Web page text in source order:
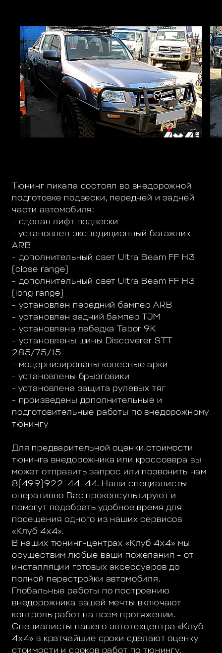
Тюнинг пикапа состоял во внедорожной
подготовке подвески, передней и задней
части автомобиля:
- сделан лифт подвески
- установлен экспедиционный багажник
ARB
- дополнительный свет Ultra Beam FF H3
(close range)
- дополнительный свет Ultra Beam FF H3
(long range)
- установлен передний бампер ARB
- установлен задний бампер TJM
- установлена лебедка Tabor 9K
- установлены шины Discoverer STT
285/75/15
- модернизированы колесные арки
- установлены брызговики
- установлена защита рулевых тяг
- произведены дополнительные и
подготовительные работы по внедорожному
тюнингу
Для предварительной оценки стоимости
тюнинга внедорожника или кроссовера вы
может отправить запрос или позвонить нам
8(499)922-44-44. Наши специалисты
оперативно Вас проконсультируют и
помогут подобрать удобное время для
посещения одного из наших сервисов
«Клуб 4х4».
В наших тюнинг-центрах «Клуб 4х4» мы
осуществим любые ваши пожелания – от
инсталляции готовых аксессуаров до
полной перестройки автомобиля.
Глобальные работы по построению
внедорожника вашей мечты включают
контроль работ на всем протяжении.
Специалисты нашего автотехцентра «Клуб
4х4» в кратчайшие сроки сделают оценку
стоимости и сроков работ по тюнингу.